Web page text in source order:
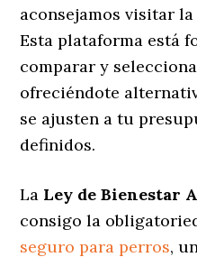
aconsejamos visitar
Esta plataforma está
comparar y
ofreciéndote
se ajusten a tu
definidos.
La Ley de Bienestar
consigo la
seguro para perros,